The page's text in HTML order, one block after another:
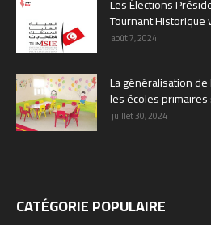
Les Élections
Tournant Historique
août 7, 2024
La généralisation
les écoles primaires
juillet 30, 2024
CATÉGORIE POPULAIRE